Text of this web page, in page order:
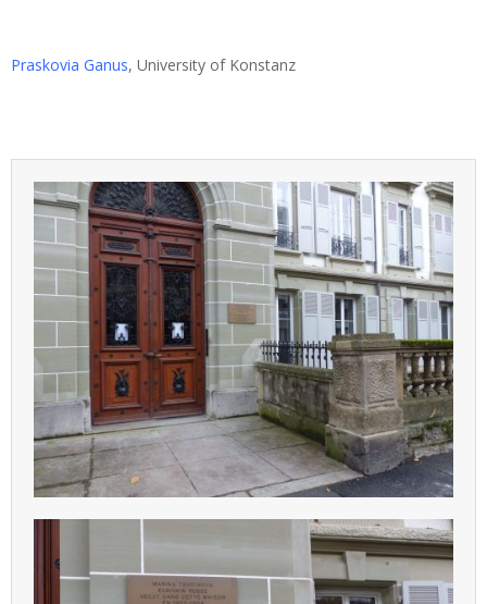
Praskovia Ganus, University of Konstanz